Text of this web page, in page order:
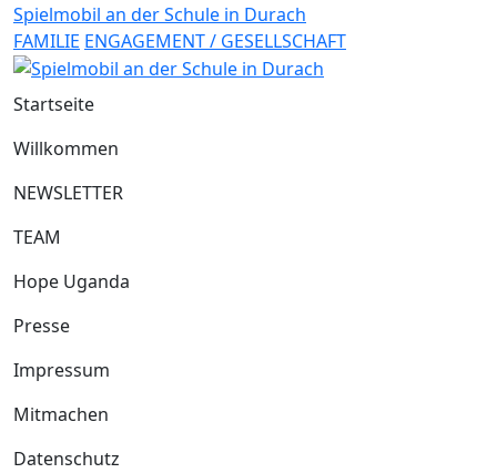
Spielmobil an der Schule in Durach
FAMILIE ENGAGEMENT / GESELLSCHAFT
Startseite
Willkommen
NEWSLETTER
TEAM
Hope Uganda
Presse
Impressum
Mitmachen
Datenschutz